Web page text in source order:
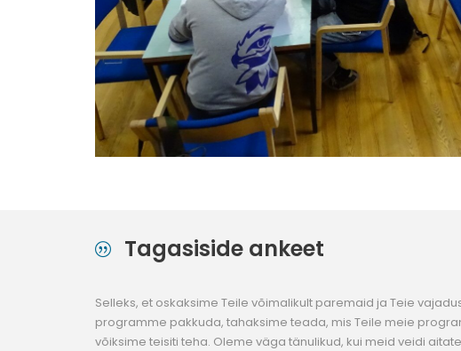
Tagasiside ankeet
Selleks, et oskaksime Teile võimalikult paremaid ja Teie
programme pakkuda, tahaksime teada, mis Teile meie
võiksime teisiti teha. Oleme väga tänulikud, kui meid veidi